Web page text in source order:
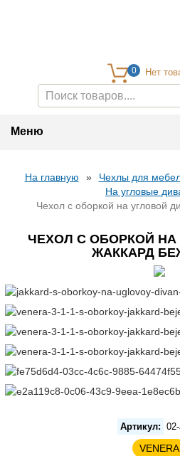
0
Меню
На главную » Чехлы для
На угловые
Чехол с оборкой на угловой
ЧЕХОЛ С ОБОРКОЙ
ЖАККАРД
Артикул:
VENERA